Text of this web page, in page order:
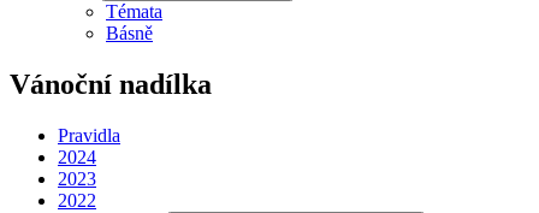
Témata
Básně
Vánoční nadílka
Pravidla
2024
2023
2022